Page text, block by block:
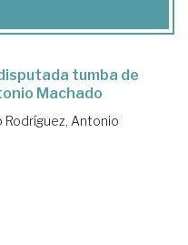
tumba de
Machado
Rodríguez, Antonio